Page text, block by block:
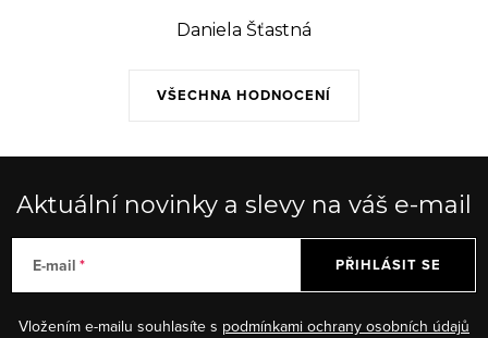
VŠECHNA HODNOCENÍ
Daniela Šťastná
Aktuální novinky a slevy na váš e-mail
E-mail
Vložením e-mailu souhlasíte s podmínkami ochrany osobních údajů
PŘIHLÁSIT SE